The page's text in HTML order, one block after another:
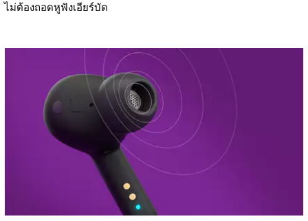
ไม่ต้องถอดหูฟังเอียร์บัด